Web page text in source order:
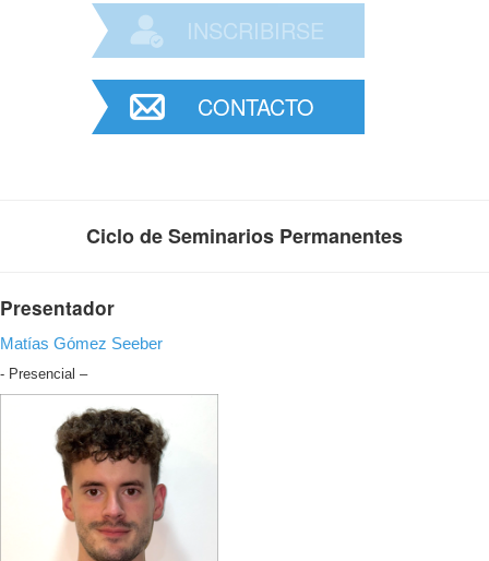
INSCRIBIRSE
CONTACTO
Ciclo de Seminarios Permanentes
Presentador
Matías Gómez Seeber
- Presencial –